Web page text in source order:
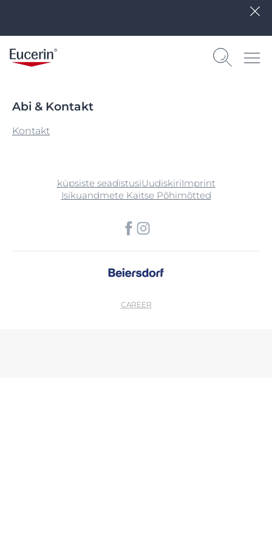
Abi & Kontakt
Kontakt
küpsiste seadistusiUudiskiriImprint
Isikuandmete Kaitse Põhimõtted
CAREER